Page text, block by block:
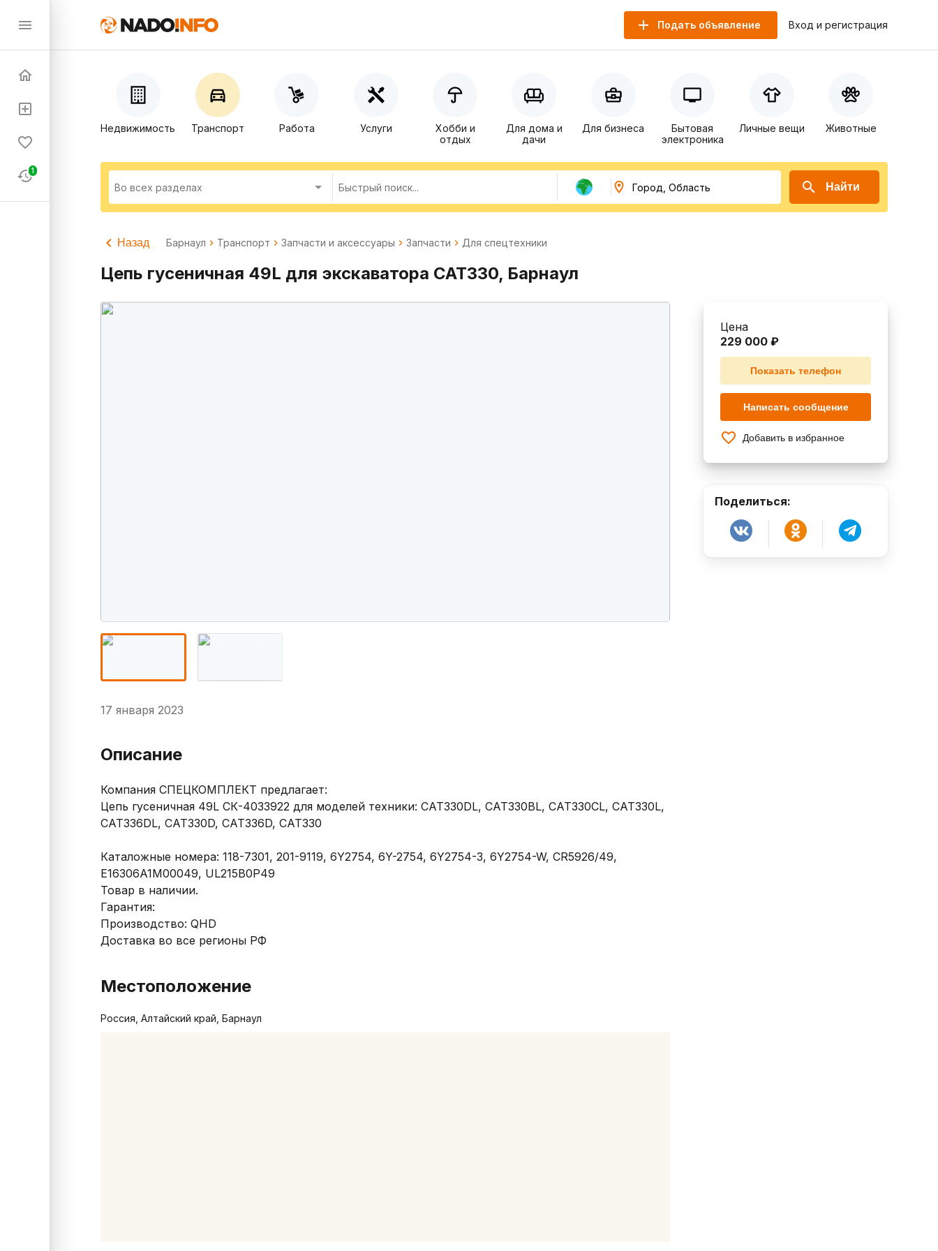
Подать объявление Вход и регистрация
1
Недвижимость Транспорт Работа Услуги
Хобби и
отдых
Для дома и
дачи
Для бизнеса
Бытовая
электроника
Личные вещи Животные
Найти
Назад Барнаул Транспорт Запчасти и аксессуары Запчасти Для спецтехники
Цепь гусеничная 49L для экскаватора CAT330, Барнаул
Цена
229 000 ₽
Показать телефон
Написать сообщение
Добавить в избранное
Поделиться:
17 января 2023
Описание
Компания СПЕЦКОМПЛЕКТ предлагает:
Цепь гусеничная 49L СК-4033922 для моделей техники: CAT330DL, CAT330BL, CAT330CL, CAT330L,
CAT336DL, CAT330D, CAT336D, CAT330
Каталожные номера: 118-7301, 201-9119, 6Y2754, 6Y-2754, 6Y2754-3, 6Y2754-W, CR5926/49,
E16306A1M00049, UL215B0P49
Товар в наличии.
Гарантия:
Производство: QHD
Доставка во все регионы РФ
Местоположение
Россия, Алтайский край, Барнаул